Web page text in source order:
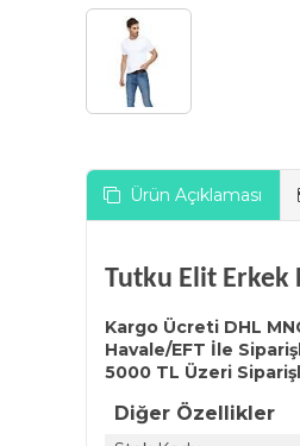
Ürün Açıklaması
Tutku Elit Erkek
Kargo Ücreti DHL
Havale/EFT İle
5000 TL Üzeri
Diğer Özellikler